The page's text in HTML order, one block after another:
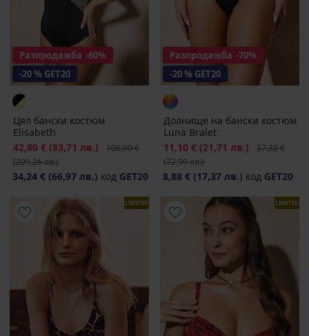
Разпродажба -60%
-20 % GET20
Цял бански костюм
Elisabeth
Намаление
42,80 € (83,71 лв.) Първоначална цена
106,99 €
(209,26 лв.)
34,24 € (66,97 лв.) код GET20
Разпродажба -70%
-20 % GET20
Долнище на бански костюм
Luna Bralet
Намаление
11,10 € (21,71 лв.)
37,32 €
(72,99 лв.)
8,88 € (17,37 лв.) код GET20
LIMITED LIMITED